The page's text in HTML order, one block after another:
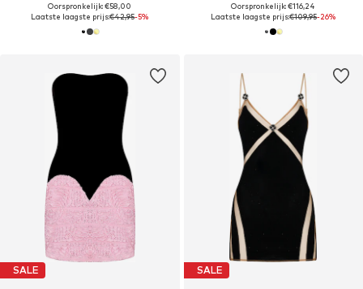
Oorspronkelijk: €58,00
Laatste laagste prijs:€42,95-5%
Oorspronkelijk: €116,24
Laatste laagste prijs:€109,95-26%
SALE SALE